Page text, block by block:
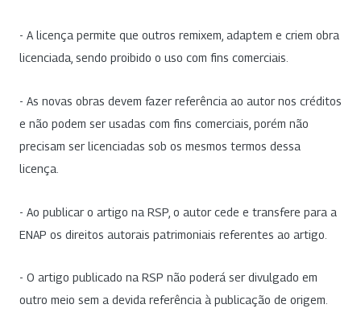
- A licença permite que outros remixem, adaptem e criem obra
licenciada, sendo proibido o uso com fins comerciais.
- As novas obras devem fazer referência ao autor nos créditos
e não podem ser usadas com fins comerciais, porém não
precisam ser licenciadas sob os mesmos termos dessa
licença.
- Ao publicar o artigo na RSP, o autor cede e transfere para a
ENAP os direitos autorais patrimoniais referentes ao artigo.
- O artigo publicado na RSP não poderá ser divulgado em
outro meio sem a devida referência à publicação de origem.